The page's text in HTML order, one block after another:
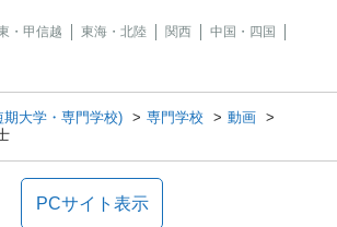
・甲信越 東海・北陸 関西
中国・四国
大学・専門学校) 専門学校
動画
PCサイト表示